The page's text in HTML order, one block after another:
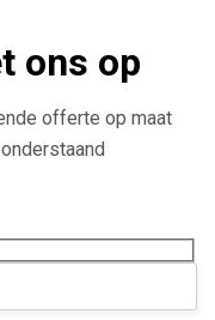
ons op
offerte op maat